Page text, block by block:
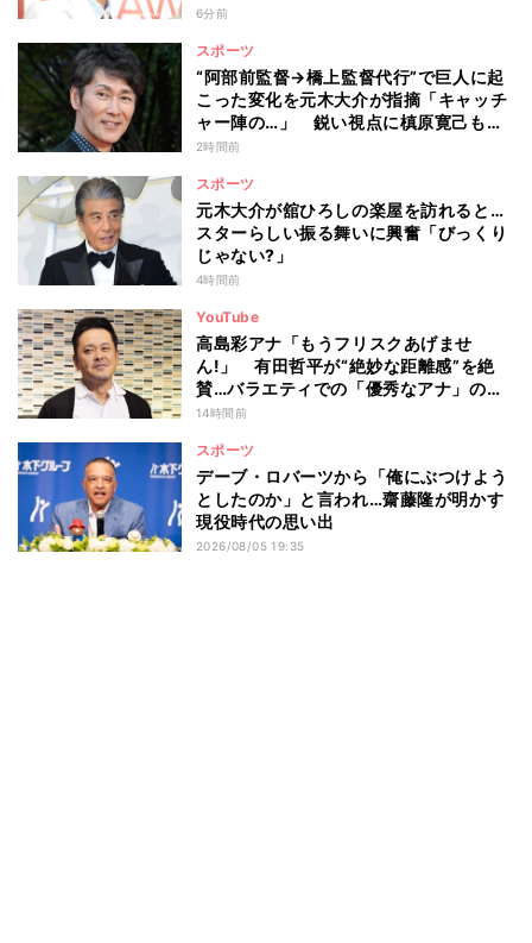
6分前
スポーツ
“阿部前監督→橋上監督代行”で巨人に起
こった変化を元木大介が指摘「キャッチ
ャー陣の…」 鋭い視点に槙原寛己も感
心「やっぱりクセ者だな」
2時間前
スポーツ
元木大介が舘ひろしの楽屋を訪れると…
スターらしい振る舞いに興奮「びっくり
じゃない?」
4時間前
YouTube
高島彩アナ「もうフリスクあげませ
ん!」 有田哲平が“絶妙な距離感”を絶
賛…バラエティでの「優秀なアナ」の条
件とは
14時間前
スポーツ
デーブ・ロバーツから「俺にぶつけよう
としたのか」と言われ…齋藤隆が明かす
現役時代の思い出
2026/08/05 19:35